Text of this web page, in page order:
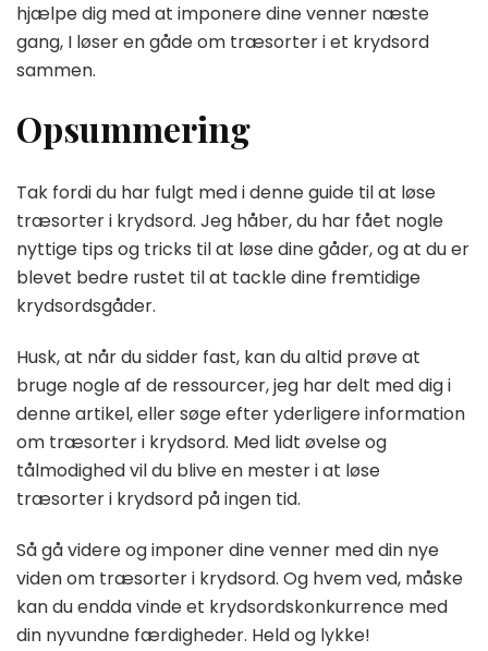
hjælpe dig med at imponere dine venner næste
gang, I løser en gåde om træsorter i et krydsord
sammen.
Opsummering
Tak fordi du har fulgt med i denne guide til at løse
træsorter i krydsord. Jeg håber, du har fået nogle
nyttige tips og tricks til at løse dine gåder, og at du er
blevet bedre rustet til at tackle dine fremtidige
krydsordsgåder.
Husk, at når du sidder fast, kan du altid prøve at
bruge nogle af de ressourcer, jeg har delt med dig i
denne artikel, eller søge efter yderligere information
om træsorter i krydsord. Med lidt øvelse og
tålmodighed vil du blive en mester i at løse
træsorter i krydsord på ingen tid.
Så gå videre og imponer dine venner med din nye
viden om træsorter i krydsord. Og hvem ved, måske
kan du endda vinde et krydsordskonkurrence med
din nyvundne færdigheder. Held og lykke!